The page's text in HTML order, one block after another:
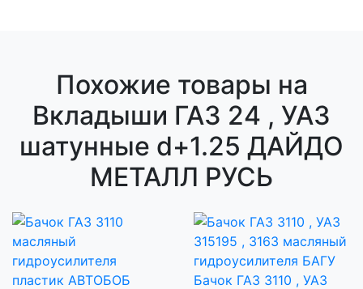
Похожие товары на
Вкладыши ГАЗ 24 , УАЗ
шатунные d+1.25 ДАЙДО
МЕТАЛЛ РУСЬ
Бачок ГАЗ 3110 , УАЗ